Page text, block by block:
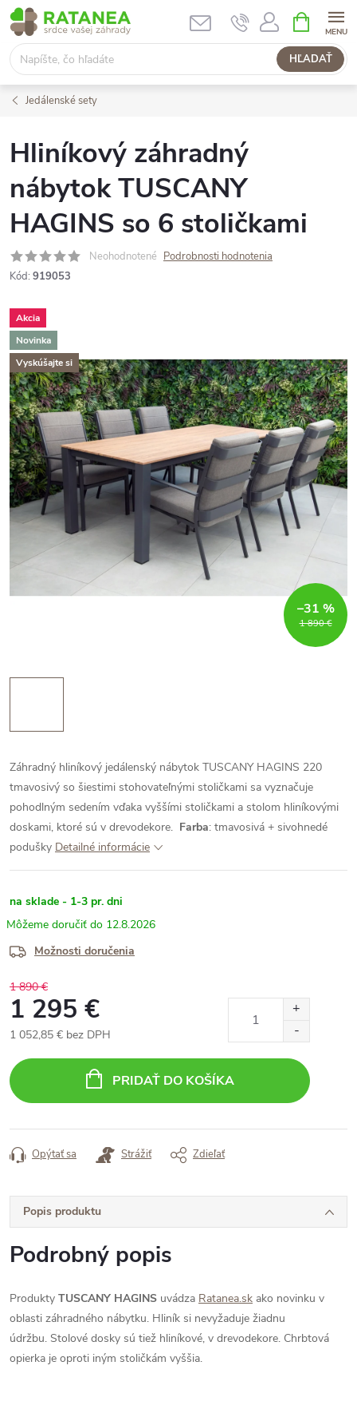
Prejsť
na
obsah
HĽADAŤ
KOŠÍK
Jedálenské sety
Hliníkový záhradný
nábytok TUSCANY
HAGINS so 6 stoličkami
Neohodnotené Podrobnosti hodnotenia
Kód: 919053
Akcia
Novinka
Vyskúšajte si
1 890 €
–31 %
Záhradný hliníkový jedálenský nábytok TUSCANY HAGINS 220
tmavosivý so šiestimi stohovateľnými stoličkami sa vyznačuje
pohodlným sedením vďaka vyššími stoličkami a stolom hliníkovými
doskami, ktoré sú v drevodekore. Farba: tmavosivá + sivohnedé
podušky Detailné informácie
na sklade - 1-3 pr. dni
12.8.2026
Možnosti doručenia
1 890 €
1 295 €
1 052,85 € bez DPH
cena:
PRIDAŤ DO KOŠÍKA
Opýtať sa Strážiť Zdieľať
Popis produktu
Podrobný popis
Produkty TUSCANY HAGINS uvádza Ratanea.sk ako novinku v
oblasti záhradného nábytku. Hliník si nevyžaduje žiadnu
údržbu. Stolové dosky sú tiež hliníkové, v drevodekore. Chrbtová
opierka je oproti iným stoličkám vyššia.